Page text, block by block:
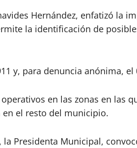
Hernández, enfatizó la
la identificación de
y, para denuncia anónima, el
en las zonas en las
el resto del municipio.
Presidenta Municipal,